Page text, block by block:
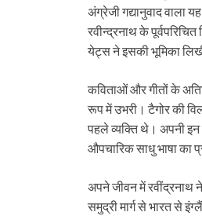
अंग्रेजी गद्यानुवाद
रवीन्द्रनाथ के
येट्स ने इसकी भूमिका
कविताओं और गीतों के
रूप में उभरी। टैगोर की
पहले व्यक्ति थे। अपनी इन
औपचारिक साधु भाषा का
अपने जीवन में रवींद्रनाथ
समुद्री मार्ग से भारत से